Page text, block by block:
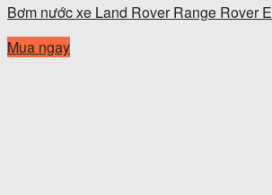
Bơm nước xe Land Rover Range Rover
Mua ngay